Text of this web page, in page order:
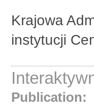
Krajowa
instytucji
Publication: